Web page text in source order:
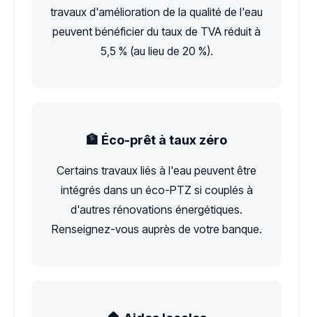
travaux d'amélioration de la qualité de l'eau
peuvent bénéficier du taux de TVA réduit à
5,5 % (au lieu de 20 %).
🏦 Éco-prêt à taux zéro
Certains travaux liés à l'eau peuvent être
intégrés dans un éco-PTZ si couplés à
d'autres rénovations énergétiques.
Renseignez-vous auprès de votre banque.